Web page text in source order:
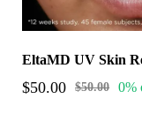
$50.00 $50.00 0%